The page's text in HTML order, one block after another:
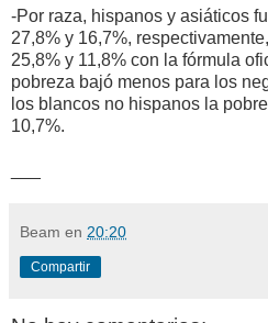
-Por raza, hispanos y asiáticos
27,8% y 16,7%,
25,8% y 11,8% con la fórmula
pobreza bajó menos para los
los blancos no hispanos la
10,7%.
Beam en 20:20
Compartir